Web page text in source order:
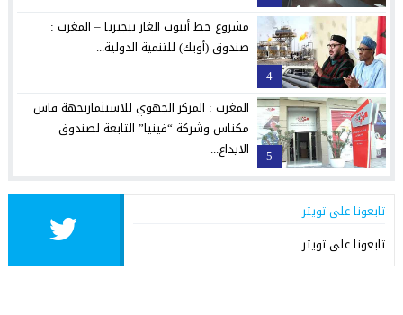
4
مشروع خط أنبوب الغاز نيجيريا – المغرب :
صندوق (أوبك) للتنمية الدولية...
5
المغرب : المركز الجهوي للاستثماربجهة فاس
مكناس وشركة “فينيا” التابعة لصندوق
الايداع...
تابعونا على تويتر
تابعونا على تويتر